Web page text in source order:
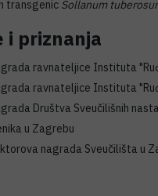
transgenic Sollanum
i priznanja
ravnateljice Instituta
ravnateljice Instituta
Društva Sveučilišnih
u Zagrebu
nagrada Sveučilišta u